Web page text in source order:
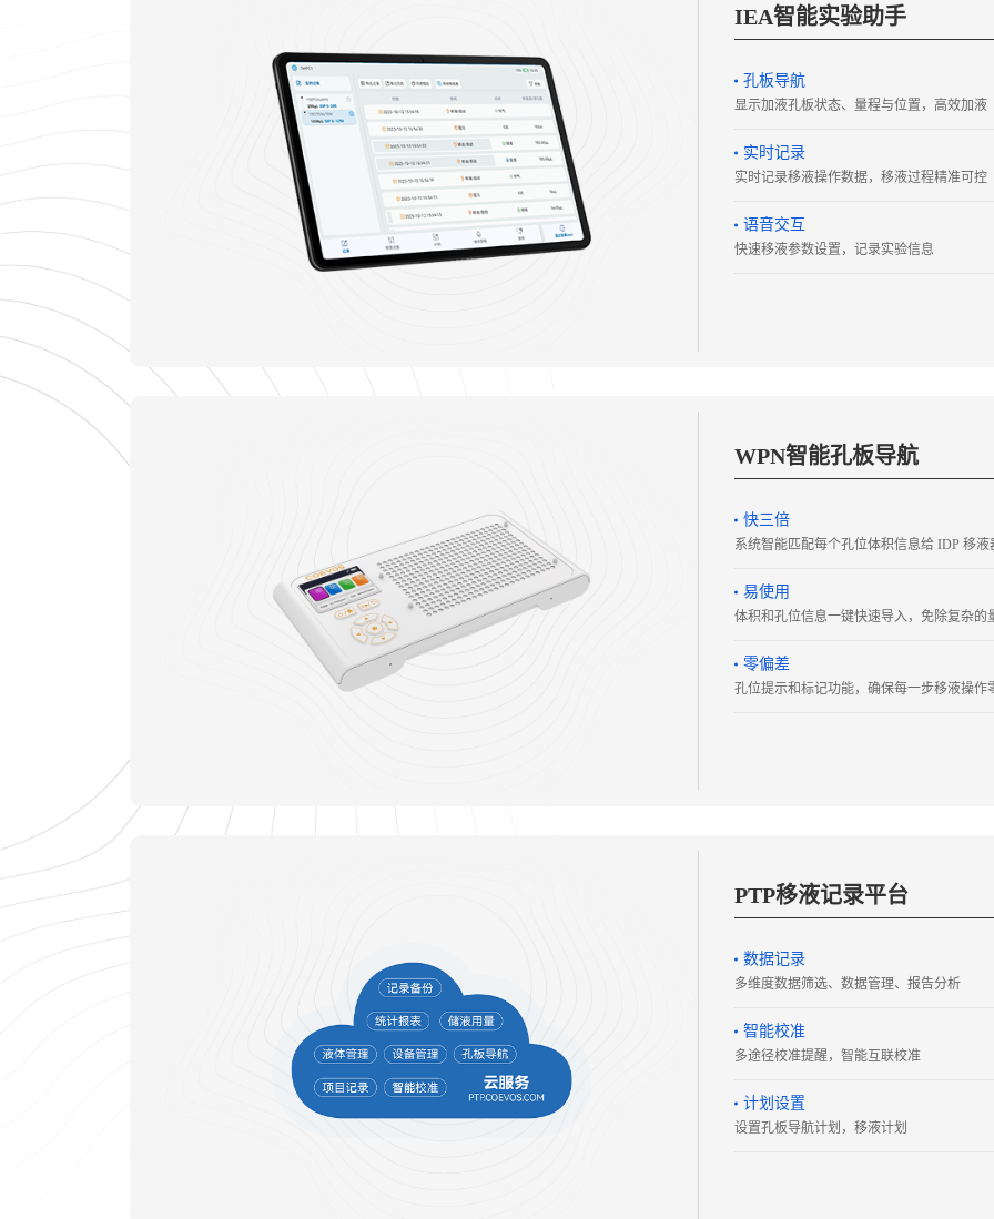
IEA智能实验助手
孔板导航
显示加液孔板状态、量程与位置，高效加液
实时记录
实时记录移液操作数据，移液过程精准可控
语音交互
快速移液参数设置，记录实验信息
WPN智能孔板导航
快三倍
系统智能匹配每个孔位体积信息给 IDP 移
易使用
体积和孔位信息一键快速导入，免除复杂的
零偏差
孔位提示和标记功能，确保每一步移液操作
PTP移液记录平台
数据记录
多维度数据筛选、数据管理、报告分析
智能校准
多途径校准提醒，智能互联校准
计划设置
设置孔板导航计划，移液计划